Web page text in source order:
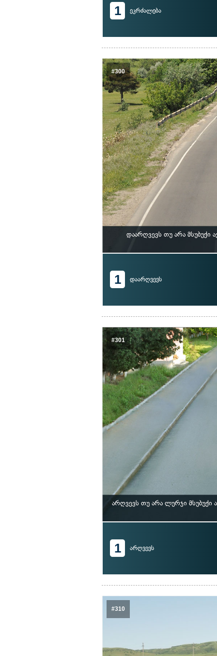
1 ეკრძალება
#300
დაარღვევს თუ არა
1 დაარღვევს
#301
არღვევს თუ არა ლურჯი მსუბუქი
1 არღვევს
#310